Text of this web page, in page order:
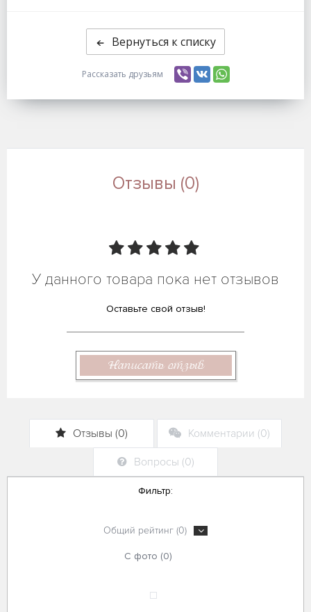
Вернуться к списку
Рассказать друзьям
Отзывы (0)
У данного товара пока нет отзывов
Оставьте свой отзыв!
Написать отзыв
Отзывы (0) Комментарии (0)
Вопросы (0)
Фильтр:
Общий рейтинг (0)
С фото (0)